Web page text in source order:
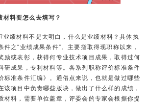
材料要怎么去填写？
业绩材料不是太明白，什么是业绩材料？具体执
件之“业绩成果条件”。主要指取得现职称以来，
励或表彰，获得何专业技术项目成果，取得过何
研成果，专利材料等。各系列职称评价标准条件
标准条件汇编》。通俗点来说，也就是做过哪些
该项目中负责哪些版块，做出了什么样的成绩，
材料，需要单位盖章，评委会的专家会根据你提